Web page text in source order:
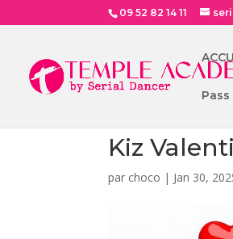
09 52 82 14 11
Kiz
par choco | Jan 30,